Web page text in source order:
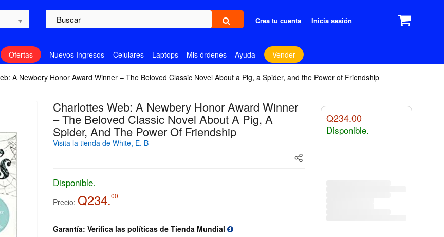
Crea tu cuenta Inicia sesión
Ofertas Nuevos Ingresos Celulares Laptops Mis órdenes Ayuda Vender
A Newbery Honor Award Winner – The Beloved Classic Novel About a Pig, a Spider, and the Power of Friendship
Charlottes Web: A Newbery Honor Award Winner
– The Beloved Classic Novel About A Pig, A
Spider, And The Power Of Friendship
Visita la tienda de White, E. B
Disponible.
Precio: Q234.00
Garantía: Verifica las políticas de Tienda Mundial
Q234.00
Disponible.